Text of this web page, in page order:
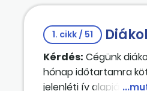
1. cikk / 51
Kérdés: Cégünk
hónap időtartamra
jelenléti ív alapján